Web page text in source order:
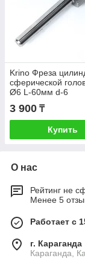
Krino Фреза
сферической
Ø6 L-60мм d-6
3 900 ₸
Купить
О нас
Рейтинг не
Менее 5
Работает с
г. Караганда
Караганда,